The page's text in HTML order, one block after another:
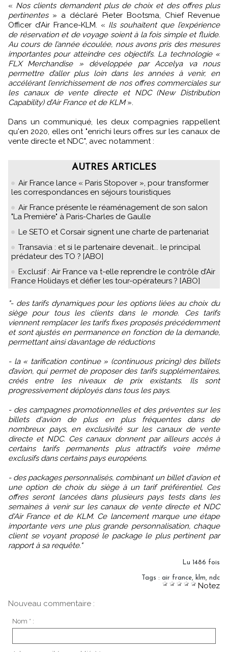
« Nos clients demandent plus de choix et des offres plus
pertinentes» a déclaré Pieter Bootsma, Chief Revenue
Officer d’Air France-KLM. « Ils souhaitent que l’expérience
de réservation et de voyage soient à la fois simple et fluide.
Au cours de l’année écoulée, nous avons pris des mesures
importantes pour atteindre ces objectifs. La technologie «
FLX Merchandise » développée par Accelya va nous
permettre d’aller plus loin dans les années à venir, en
accélérant l’enrichissement de nos offres commerciales sur
les canaux de vente directe et NDC (New Distribution
Capability) d’Air France et de KLM».
Dans un communiqué, les deux compagnies rappellent
qu'en 2020, elles ont "enrichi leurs offres sur les canaux de
vente directe et NDC", avec notamment :
AUTRES ARTICLES
Air France lance « Paris Stopover », pour transformer
les correspondances en séjours touristiques
Air France présente le réaménagement de son salon
"La Première" à Paris-Charles de Gaulle
Le SETO et Corsair signent une charte de partenariat
Transavia : et si le partenaire devenait... le principal
prédateur des TO ? [ABO]
Exclusif : Air France va t-elle reprendre le contrôle d’Air
France Holidays et défier les tour-opérateurs ? [ABO]
"- des tarifs dynamiques pour les options liées au choix du
siège pour tous les clients dans le monde. Ces tarifs
viennent remplacer les tarifs fixes proposés précédemment
et sont ajustés en permanence en fonction de la demande,
permettant ainsi davantage de réductions
- la « tarification continue » (continuous pricing) des billets
d’avion, qui permet de proposer des tarifs supplémentaires,
créés entre les niveaux de prix existants. Ils sont
progressivement déployés dans tous les pays.
- des campagnes promotionnelles et des préventes sur les
billets d'avion de plus en plus fréquentes dans de
nombreux pays, en exclusivité sur les canaux de vente
directe et NDC. Ces canaux donnent par ailleurs accès à
certains tarifs permanents plus attractifs voire même
exclusifs dans certains pays européens.
- des packages personnalisés, combinant un billet d'avion et
une option de choix du siège à un tarif préférentiel. Ces
offres seront lancées dans plusieurs pays tests dans les
semaines à venir sur les canaux de vente directe et NDC
d'Air France et de KLM. Ce lancement marque une étape
importante vers une plus grande personnalisation, chaque
client se voyant proposé le package le plus pertinent par
rapport à sa requête."
Lu 1486 fois
Tags : air france klm ndc
Notez
Nouveau commentaire :
Nom * :